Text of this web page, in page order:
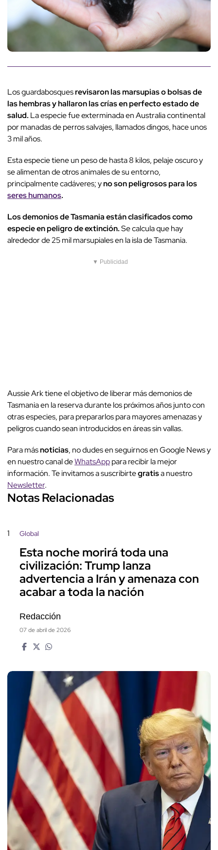
Los guardabosquesrevisaron las marsupias o bolsas de
las hembras y hallaron las crías en perfecto estado de
salud. La especie fue exterminada en Australia continental
por manadas de perros salvajes, llamados dingos, hace unos
3 mil años.
Esta especie tiene un peso de hasta 8 kilos, pelaje oscuro y
se alimentan de otros animales de su entorno,
principalmente cadáveres; yno son peligrosos para los
seres humanos.
Los demonios de Tasmania están clasificados como
especie en peligro de extinción.Se calcula que hay
alrededor de 25 mil marsupiales en la isla de Tasmania.
▼ Publicidad
Aussie Ark tiene el objetivo de liberar más demonios de
Tasmania en la reserva durante los próximos años junto con
otras especies, para prepararlos para mayores amenazas y
peligros cuando sean introducidos en áreas sin vallas.
Para másnoticias, no dudes en seguirnos en Google News y
en nuestro canal deWhatsApppara recibir la mejor
información. Te invitamos a suscribirtegratisa nuestro
Newsletter.
Notas Relacionadas
1 Global
Esta noche morirá toda una
civilización: Trump lanza
advertencia a Irán y amenaza con
acabar a toda la nación
Redacción
07 de abril de 2026